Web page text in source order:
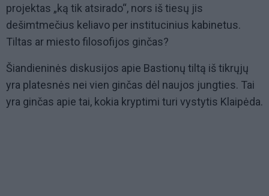
projektas „ką tik atsirado“, nors iš tiesų jis
dešimtmečius keliavo per institucinius kabinetus.
Tiltas ar miesto filosofijos ginčas?
Šiandieninės diskusijos apie Bastionų tiltą iš tikrųjų
yra platesnės nei vien ginčas dėl naujos jungties. Tai
yra ginčas apie tai, kokia kryptimi turi vystytis Klaipėda.